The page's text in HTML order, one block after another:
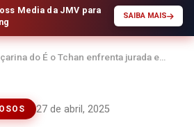
Media da JMV para
SAIBA MAIS
do É o Tchan enfrenta jurada e…
27 de abril, 2025